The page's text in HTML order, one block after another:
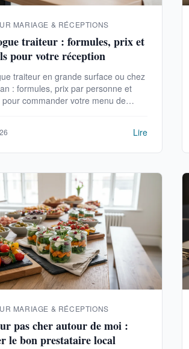
MARIAGE & RÉCEPTIONS
traiteur : formules, prix et
pour votre réception
traiteur en grande surface ou chez
: formules, prix par personne et
commander votre menu de
Lire
MARIAGE & RÉCEPTIONS
pas cher autour de moi :
le bon prestataire local